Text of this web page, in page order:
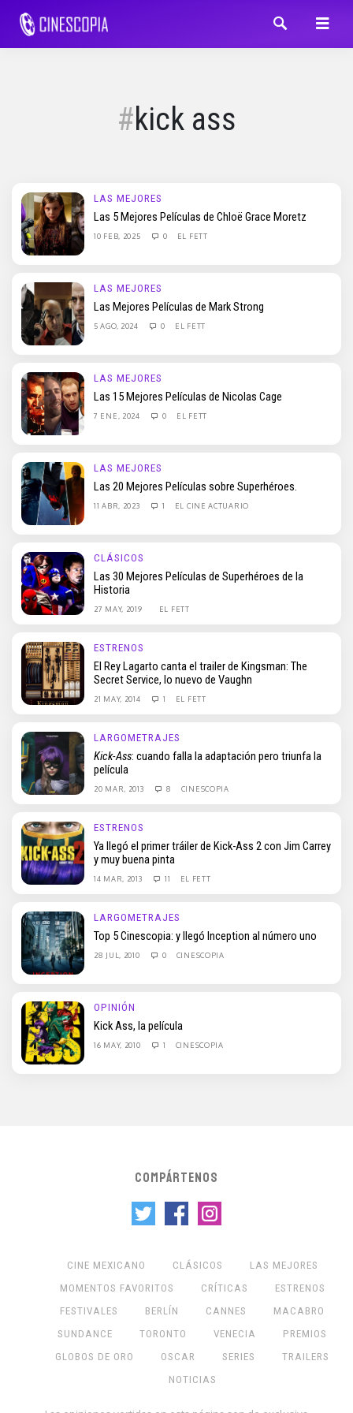
kick ass
LAS MEJORES
Las 5 Mejores Películas de Chloë Grace Moretz
10 FEB, 2025 0 EL FETT
LAS MEJORES
Las Mejores Películas de Mark Strong
5 AGO, 2024 0 EL FETT
LAS MEJORES
Las 15 Mejores Películas de Nicolas Cage
7 ENE, 2024 0 EL FETT
LAS MEJORES
Las 20 Mejores Películas sobre Superhéroes.
11 ABR, 2023 1 EL CINE ACTUARIO
CLÁSICOS
Las 30 Mejores Películas de Superhéroes de la
Historia
27 MAY, 2019 EL FETT
ESTRENOS
El Rey Lagarto canta el trailer de Kingsman: The
Secret Service, lo nuevo de Vaughn
21 MAY, 2014 1 EL FETT
LARGOMETRAJES
Kick-Ass: cuando falla la adaptación pero triunfa la
película
20 MAR, 2013 8 CINESCOPIA
ESTRENOS
Ya llegó el primer tráiler de Kick-Ass 2 con Jim Carrey
y muy buena pinta
14 MAR, 2013 11 EL FETT
LARGOMETRAJES
Top 5 Cinescopia: y llegó Inception al número uno
28 JUL, 2010 0 CINESCOPIA
OPINIÓN
Kick Ass, la película
16 MAY, 2010 1 CINESCOPIA
COMPÁRTENOS
CINE MEXICANO CLÁSICOS
LAS MEJORES
MOMENTOS FAVORITOS
CRÍTICAS
ESTRENOS
FESTIVALES
BERLÍN CANNES
MACABRO
SUNDANCE
TORONTO VENECIA
PREMIOS
GLOBOS DE ORO
OSCAR SERIES
TRAILERS
NOTICIAS